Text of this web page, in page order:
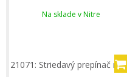
Na sklade v Nitre
21071: Striedavý prepínač rad.6